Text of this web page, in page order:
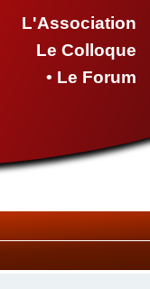
L'Association
Le Colloque
• Le Forum